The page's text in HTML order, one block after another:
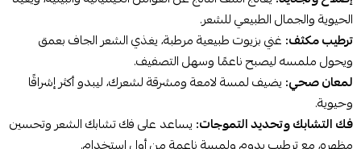
الحيوية والجمال الطبيعي للشعر.
ترطيب مكثف: غني بزيوت طبيعية مرطبة، يغذي الشعر الجاف بعمق
ويحول ملمسه ليصبح ناعمًا وسهل التصفيف.
لمعان صحي: يضيف لمسة لامعة ومشرقة لشعرك، ليبدو أكثر إشراقًا
وحيوية.
فك التشابك وتحديد التموجات: يساعد على فك تشابك الشعر وتحسين